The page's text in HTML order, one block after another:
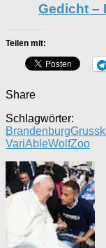
Gedicht –
Teilen mit:
Share
Schlagwörter:
Brandenburg
VariAbleWolfZoo